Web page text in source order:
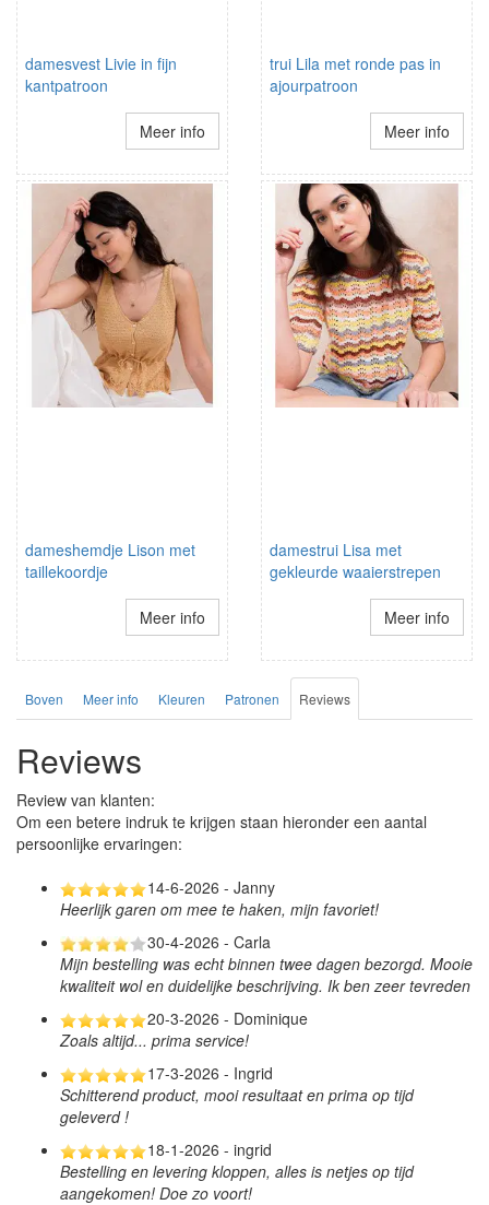
damesvest Livie in fijn
kantpatroon
Meer info
trui Lila met ronde pas in
ajourpatroon
Meer info
dameshemdje Lison met
taillekoordje
Meer info
damestrui Lisa met
gekleurde waaierstrepen
Meer info
Boven Meer info Kleuren Patronen Reviews
Reviews
Review van klanten:
Om een betere indruk te krijgen staan hieronder een aantal
persoonlijke ervaringen:
14-6-2026 - Janny
Heerlijk garen om mee te haken, mijn favoriet!
30-4-2026 - Carla
Mijn bestelling was echt binnen twee dagen bezorgd. Mooie
kwaliteit wol en duidelijke beschrijving. Ik ben zeer tevreden
20-3-2026 - Dominique
Zoals altijd... prima service!
17-3-2026 - Ingrid
Schitterend product, mooi resultaat en prima op tijd
geleverd !
18-1-2026 - ingrid
Bestelling en levering kloppen, alles is netjes op tijd
aangekomen! Doe zo voort!